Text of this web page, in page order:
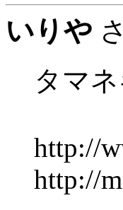
いりや
タマネ
http://
http://